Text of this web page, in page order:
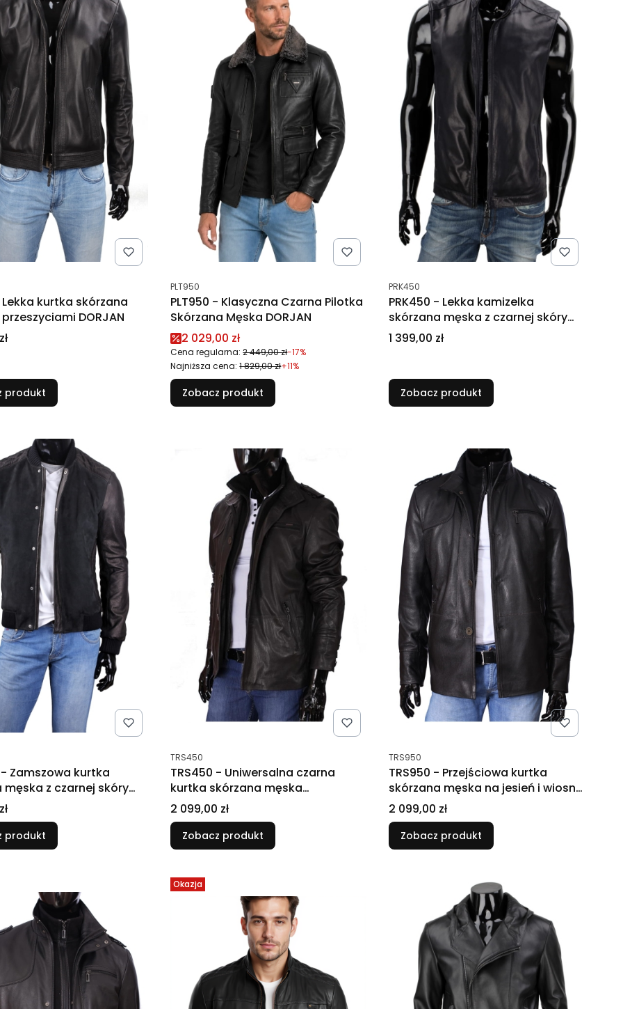
Lekka kurtka skórzana
DORJAN
produkt
Kod produktu
PLT950
PLT950 - Klasyczna Czarna Pilotka
Skórzana Męska DORJAN
Cena promocyjna
2 029,00 zł
Cena regularna: 2 449,00 zł-17%
Najniższa cena: 1 829,00 zł+11%
Zobacz produkt
Kod produktu
PRK450
PRK450 - Lekka kamizelka
skórzana męska z czarnej skóry
DORJAN
Cena
1 399,00 zł
Zobacz produkt
- Zamszowa kurtka
męska z czarnej skóry
produkt
Kod produktu
TRS450
TRS450 - Uniwersalna czarna
kurtka skórzana męska
przejściowa DORJAN
Cena
2 099,00 zł
Zobacz produkt
Kod produktu
TRS950
TRS950 - Przejściowa kurtka
skórzana męska na jesień i wiosnę
DORJAN
Cena
2 099,00 zł
Zobacz produkt
Okazja